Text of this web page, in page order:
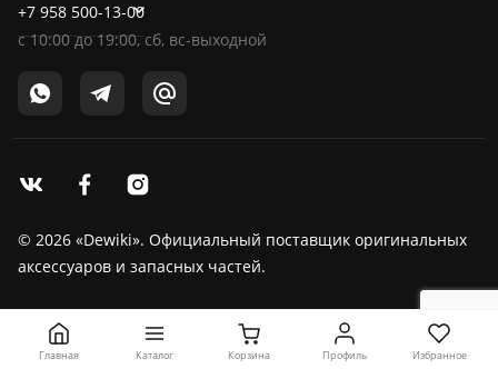
+7 958 500-13-00
c10:00до19:00, сб, вс-выходной
© 2026 «Dewiki». Официальный поставщик оригинальных
аксессуаров и запасных частей.
Главная Каталог Корзина Профиль Избранное